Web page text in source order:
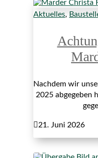
Aktuelles,
Nachdem wir
2025 abgegeben
21. Juni 2026